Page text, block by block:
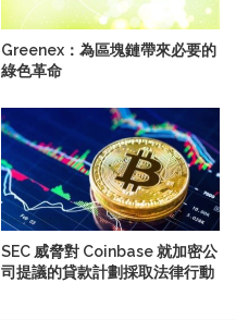
Greenex：為區塊鏈帶來必要的
綠色革命
SEC 威脅對 Coinbase 就加密公
司提議的貸款計劃採取法律行動